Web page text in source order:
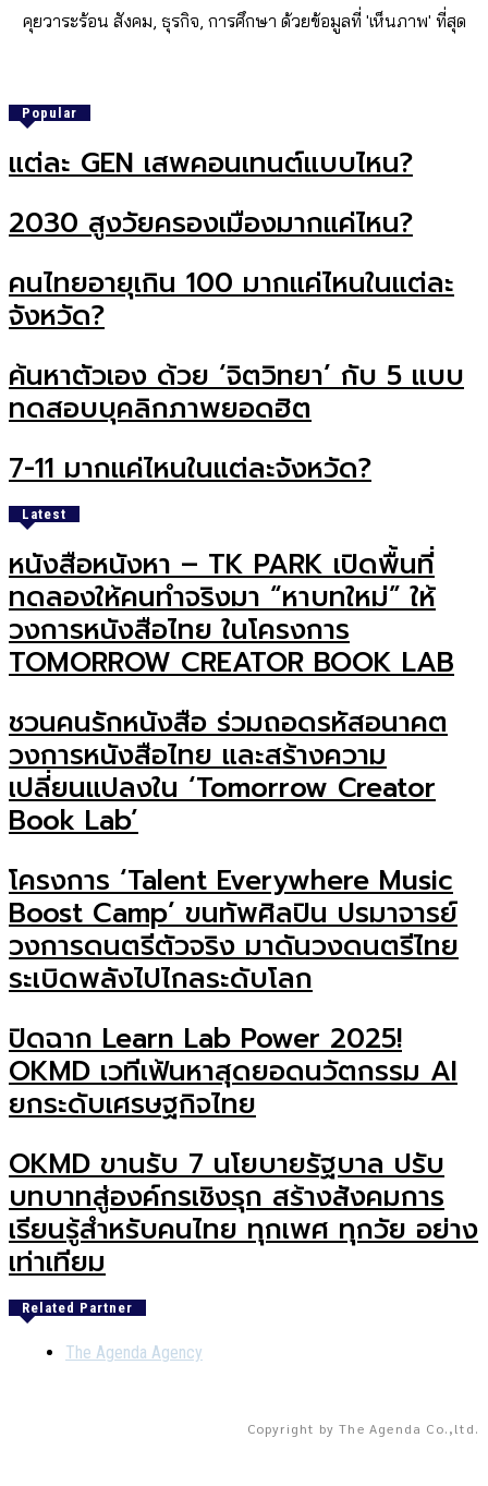
คุยวาระร้อน สังคม, ธุรกิจ, การศึกษา ด้วยข้อมูลที่ 'เห็นภาพ' ที่สุด
Popular
แต่ละ GEN เสพคอนเทนต์แบบไหน?
2030 สูงวัยครองเมืองมากแค่ไหน?
คนไทยอายุเกิน 100 มากแค่ไหนในแต่ละ
จังหวัด?
ค้นหาตัวเอง ด้วย ‘จิตวิทยา’ กับ 5 แบบ
ทดสอบบุคลิกภาพยอดฮิต
7-11 มากแค่ไหนในแต่ละจังหวัด?
Latest
หนังสือหนังหา – TK PARK เปิดพื้นที่
ทดลองให้คนทำจริงมา “หาบทใหม่” ให้
วงการหนังสือไทย ในโครงการ
TOMORROW CREATOR BOOK LAB
ชวนคนรักหนังสือ ร่วมถอดรหัสอนาคต
วงการหนังสือไทย และสร้างความ
เปลี่ยนแปลงใน ‘Tomorrow Creator
Book Lab’
โครงการ ‘Talent Everywhere Music
Boost Camp’ ขนทัพศิลปิน ปรมาจารย์
วงการดนตรีตัวจริง มาดันวงดนตรีไทย
ระเบิดพลังไปไกลระดับโลก
ปิดฉาก Learn Lab Power 2025!
OKMD เวทีเฟ้นหาสุดยอดนวัตกรรม AI
ยกระดับเศรษฐกิจไทย
OKMD ขานรับ 7 นโยบายรัฐบาล ปรับ
บทบาทสู่องค์กรเชิงรุก สร้างสังคมการ
เรียนรู้สำหรับคนไทย ทุกเพศ ทุกวัย อย่าง
เท่าเทียม
Related Partner
The Agenda Agency
Copyright by The Agenda Co.,ltd.